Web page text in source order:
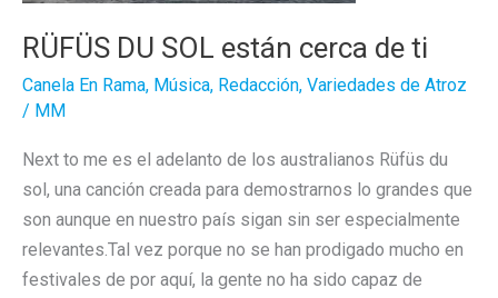
RÜFÜS DU SOL están cerca de ti
Canela En Rama, Música, Redacción, Variedades de Atroz
/ MM
Next to me es el adelanto de los australianos Rüfüs du
sol, una canción creada para demostrarnos lo grandes que
son aunque en nuestro país sigan sin ser especialmente
relevantes.Tal vez porque no se han prodigado mucho en
festivales de por aquí, la gente no ha sido capaz de